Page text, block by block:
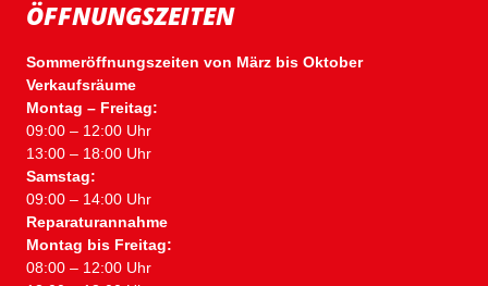
ÖFFNUNGSZEITEN
Sommeröffnungszeiten von März bis Oktober
Verkaufsräume
Montag – Freitag:
09:00 – 12:00 Uhr
13:00 – 18:00 Uhr
Samstag:
09:00 – 14:00 Uhr
Reparaturannahme
Montag bis Freitag:
08:00 – 12:00 Uhr